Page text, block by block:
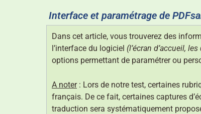
Interface et paramétrage de
Dans cet article, vous trouverez des
l’interface du logiciel (l’écran d’accueil,
options permettant de paramétrer ou
A noter: Lors de notre test, certaines
français. De ce fait, certaines captures
traduction sera systématiquement